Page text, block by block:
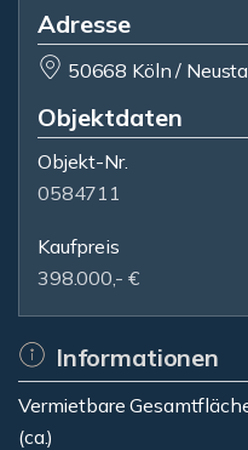
Adresse
50668 Köln /
Objektdaten
Objekt-Nr.
0584711
Kaufpreis
398.000,- €
Informationen
Vermietbare
(ca.)